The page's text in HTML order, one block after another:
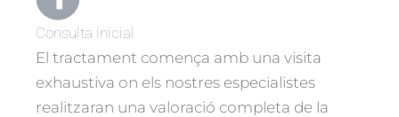
Consulta inicial
El tractament comença amb una visita
exhaustiva on els nostres especialistes
realitzaran una valoració completa de la